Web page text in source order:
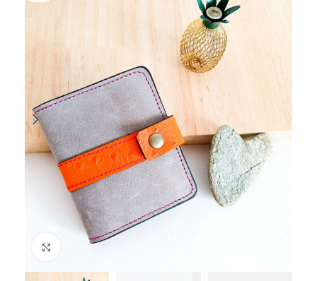
Click to enlarge